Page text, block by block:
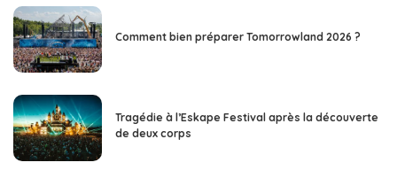
Comment bien préparer Tomorrowland 2026 ?
Tragédie à l’Eskape Festival après la découverte
de deux corps